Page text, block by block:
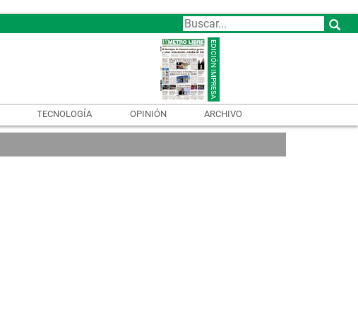
TECNOLOGÍA OPINIÓN ARCHIVO